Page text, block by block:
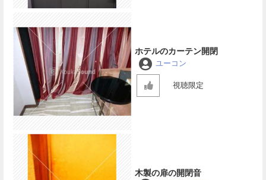
ホテルのカーテン開閉
ユーコン
視聴限定
木製の扉の開閉音